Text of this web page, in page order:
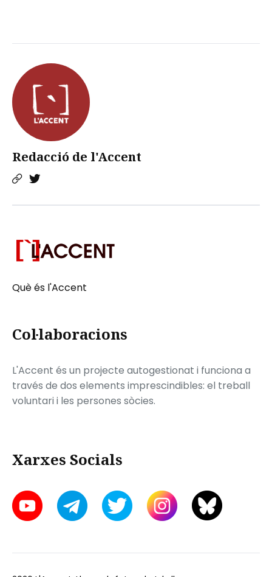
Redacció de l'Accent
Què és l'Accent
Col·laboracions
L'Accent és un projecte autogestionat i funciona a
través de dos elements imprescindibles: el treball
voluntari i les persones sòcies.
Xarxes Socials